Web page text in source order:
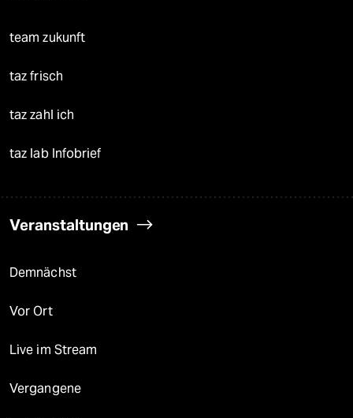
team zukunft
taz frisch
taz zahl ich
taz lab Infobrief
Veranstaltungen
Demnächst
Vor Ort
Live im Stream
Vergangene